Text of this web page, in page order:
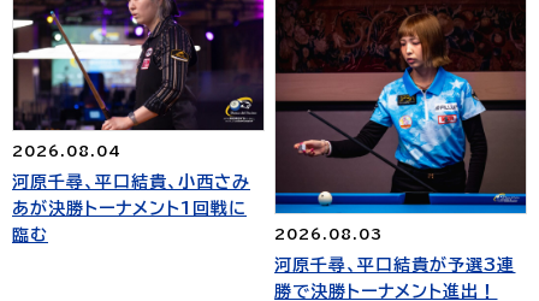
2026.08.04
河原千尋、平口結貴、小西さみ
あが決勝トーナメント1回戦に
臨む
2026.08.03
河原千尋、平口結貴が予選3連
勝で決勝トーナメント進出！